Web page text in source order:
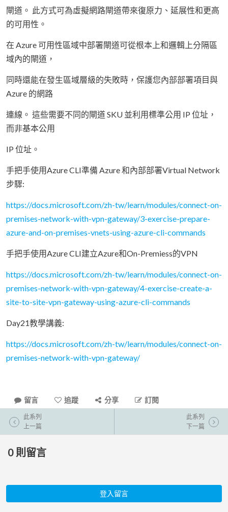
閘道。 此方式可為虛擬網路閘道帶來復原力、延展性和更高
的可用性。
在 Azure 可用性區域中部署閘道可從根本上和邏輯上分隔區
域內的閘道，
同時還能在發生區域層級的失敗時，保護您內部部署項目與
Azure 的網路
連線。 這些需要不同的閘道 SKU 並利用標準公用 IP 位址，
而非基本公用
IP 位址。
手把手使用Azure CLI準備 Azure 和內部部署Virtual Network
步驟:
https://docs.microsoft.com/zh-tw/learn/modules/connect-on-
premises-network-with-vpn-gateway/3-exercise-prepare-
azure-and-on-premises-vnets-using-azure-cli-commands
手把手使用Azure CLI建立Azure和On-Premiess的VPN
https://docs.microsoft.com/zh-tw/learn/modules/connect-on-
premises-network-with-vpn-gateway/4-exercise-create-a-
site-to-site-vpn-gateway-using-azure-cli-commands
Day21教學講義:
https://docs.microsoft.com/zh-tw/learn/modules/connect-on-
premises-network-with-vpn-gateway/
留言 追蹤 分享 訂閱
此系列
上一篇
此系列
下一篇
0 則留言
登入留言